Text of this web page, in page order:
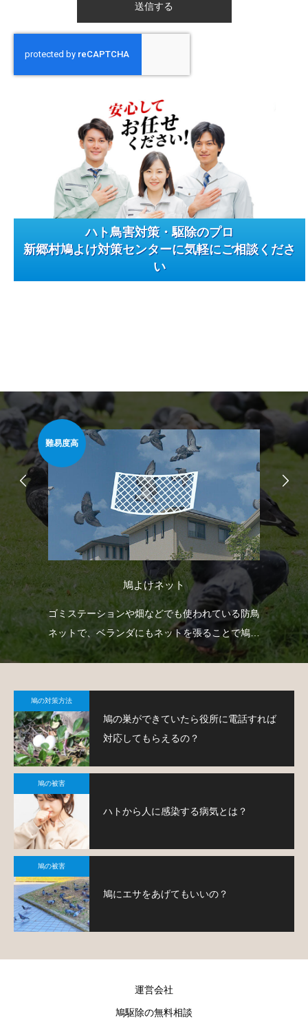
ハト鳥害対策・駆除のプロ
新郷村鳩よけ対策センターに気軽にご相談くださ
い
難易度高
鳩よけネット
ゴミステーションや畑などでも使われている防鳥
ネットで、ベランダにもネットを張ることで鳩対
策が可能です。
鳩の対策方法
鳩の巣ができていたら役所に電話すれば
対応してもらえるの？
鳩の被害
ハトから人に感染する病気とは？
鳩の被害
鳩にエサをあげてもいいの？
運営会社
鳩駆除の無料相談